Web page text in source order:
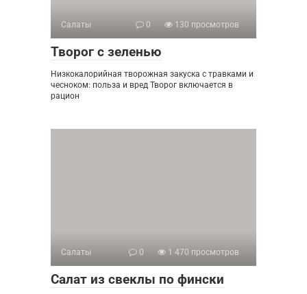
Салаты 0 130 просмотров
Творог с зеленью
Низкокалорийная творожная закуска с травками и
чесноком: польза и вред Творог включается в
рацион
Салаты 0 1 470 просмотров
Салат из свеклы по фински